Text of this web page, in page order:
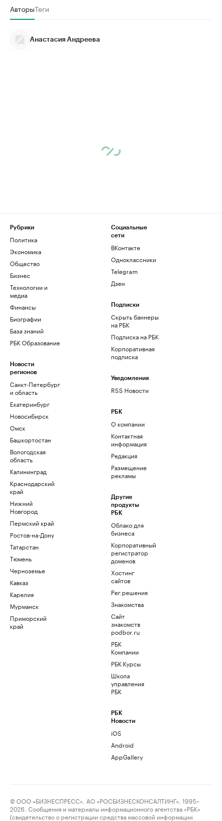
АвторыТеги
Анастасия Андреева
Рубрики
Политика
Экономика
Общество
Бизнес
Технологии и
медиа
Финансы
Биографии
База знаний
РБК Образование
Новости
регионов
Санкт-Петербург
и область
Екатеринбург
Новосибирск
Омск
Башкортостан
Вологодская
область
Калининград
Краснодарский
край
Нижний
Новгород
Пермский край
Ростов-на-Дону
Татарстан
Тюмень
Черноземье
Кавказ
Карелия
Мурманск
Приморский
край
Социальные
сети
ВКонтакте
Одноклассники
Telegram
Дзен
Подписки
Скрыть баннеры
на РБК
Подписка на РБК
Корпоративная
подписка
Уведомления
RSS Новости
РБК
О компании
Контактная
информация
Редакция
Размещение
рекламы
Другие
продукты
РБК
Облако для
бизнеса
Корпоративный
регистратор
доменов
Хостинг
сайтов
Рег.решения
Знакомства
Сайт
знакомств
podbor.ru
РБК
Компании
РБК Курсы
Школа
управления
РБК
РБК
Новости
iOS
Android
AppGallery
© ООО «БИЗНЕСПРЕСС», АО «РОСБИЗНЕСКОНСАЛТИНГ», 1995–
2026. Сообщения и материалы информационного агентства «РБК»
(свидетельство о регистрации средства массовой информации